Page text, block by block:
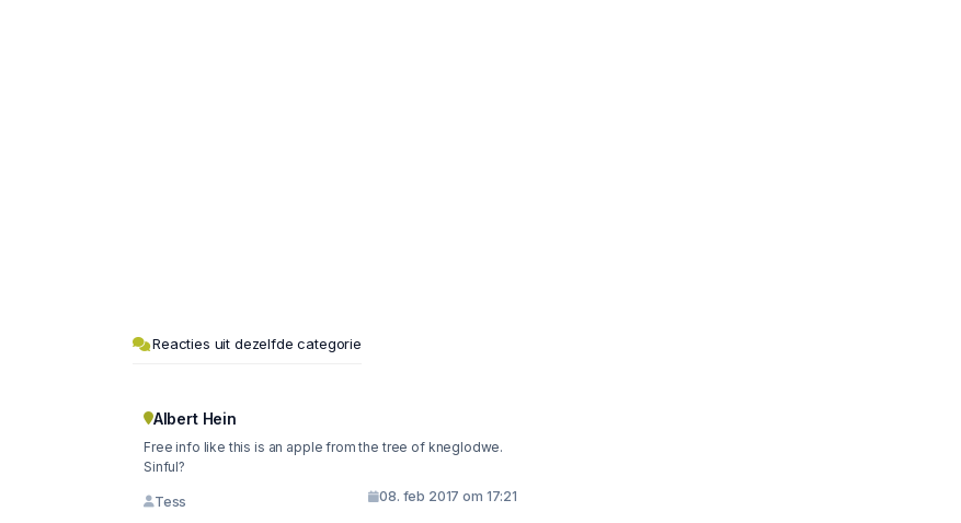
Reacties uit dezelfde categorie
Albert Hein
Free info like this is an apple from the tree of kneglodwe.
Sinful?
Tess 08. feb 2017 om 17:21